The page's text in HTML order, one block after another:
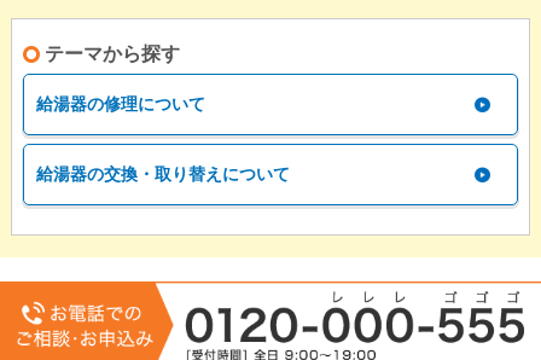
テーマから探す
給湯器の修理について
給湯器の交換・取り替えについて